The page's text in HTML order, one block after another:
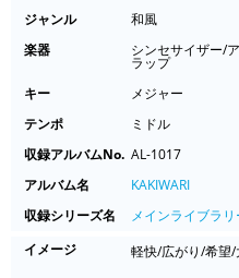
ジャンル
和風
楽器
シンセサイザー/
ラップ
キー
メジャー
テンポ
ミドル
収録アルバムNo. AL-1017
アルバム名
KAKIWARI
収録シリーズ名
メインライブラリ
イメージ
軽快/広がり/希望